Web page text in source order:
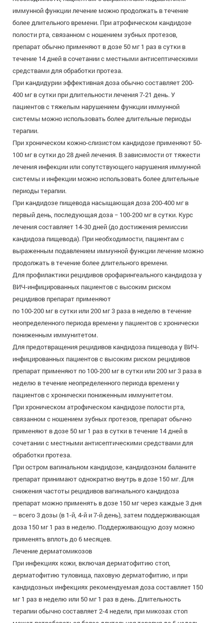
иммунной функции лечение можно продолжать в течение
более длительного времени. При атрофическом кандидозе
полости рта, связанном с ношением зубных протезов,
препарат обычно применяют в дозе 50 мг 1 раз в сутки в
течение 14 дней в сочетании с местными антисептическими
средствами для обработки протеза.
При кандидурии эффективная доза обычно составляет 200-
400 мг в сутки при длительности лечения 7-21 день. У
пациентов с тяжелым нарушением функции иммунной
системы можно использовать более длительные периоды
терапии.
При хроническом кожно-слизистом кандидозе применяют 50-
100 мг в сутки до 28 дней лечения. В зависимости от тяжести
лечения инфекции или сопутствующего нарушения иммунной
системы и инфекции можно использовать более длительные
периоды терапии.
При кандидозе пищевода насыщающая доза 200-400 мг в
первый день, последующая доза − 100-200 мг в сутки. Курс
лечения составляет 14-30 дней (до достижения ремиссии
кандидоза пищевода). При необходимости, пациентам с
выраженным подавлением иммунной функции лечение можно
продолжать в течение более длительного времени.
Для профилактики рецидивов орофарингеального кандидоза у
ВИЧ-инфицированных пациентов с высоким риском
рецидивов препарат применяют
по 100-200 мг в сутки или 200 мг 3 раза в неделю в течение
неопределенного периода времени у пациентов с хронически
пониженным иммунитетом.
Для предотвращения рецидивов кандидоза пищевода у ВИЧ-
инфицированных пациентов с высоким риском рецидивов
препарат применяют по 100-200 мг в сутки или 200 мг 3 раза в
неделю в течение неопределенного периода времени у
пациентов с хронически пониженным иммунитетом.
При хроническом атрофическом кандидозе полости рта,
связанном с ношением зубных протезов, препарат обычно
применяют в дозе 50 мг 1 раз в сутки в течение 14 дней в
сочетании с местными антисептическими средствами для
обработки протеза.
При остром вагинальном кандидозе, кандидозном баланите
препарат принимают однократно внутрь в дозе 150 мг. Для
снижения частоты рецидивов вагинального кандидоза
препарат можно применять в дозе 150 мг через каждые 3 дня
– всего 3 дозы (в 1-й, 4-й и 7-й день), затем поддерживающая
доза 150 мг 1 раз в неделю. Поддерживающую дозу можно
применять вплоть до 6 месяцев.
Лечение дерматомикозов
При инфекциях кожи, включая дерматофитию стоп,
дерматофитию туловища, паховую дерматофитию, и при
кандидозных инфекциях рекомендуемая доза составляет 150
мг 1 раз в неделю или 50 мг 1 раз в день. Длительность
терапии обычно составляет 2-4 недели, при микозах стоп